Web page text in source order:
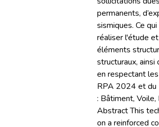
permanents,
sismiques. Ce
réaliser l'étude
éléments
structuraux, ainsi
en respectant
RPA 2024 et
: Bâtiment, Voile,
Abstract This
on a reinforced